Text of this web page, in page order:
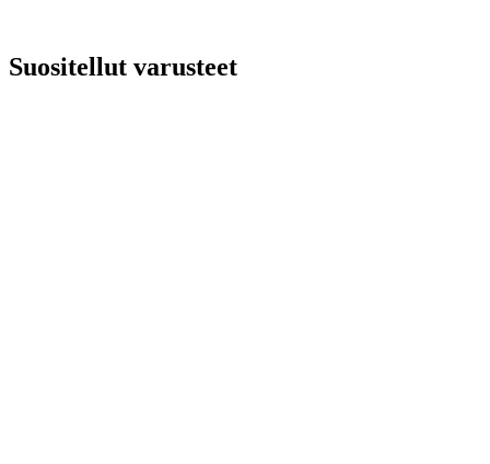
Suositellut varusteet